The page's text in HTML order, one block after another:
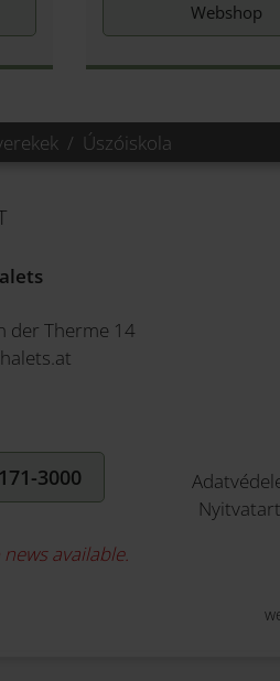
Webshop
Úszóiskola
der Therme 14
3000
news available.